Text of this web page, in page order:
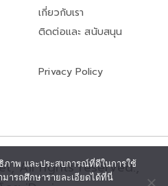
เกี่ยวกับเรา
ติดต่อและ สนับสนุน
Privacy Policy
All rights reserved.,
ภาพ และประสบการณ์ที่ดีในการใช้
ารถศึกษารายละเอียดได้ที่นี่